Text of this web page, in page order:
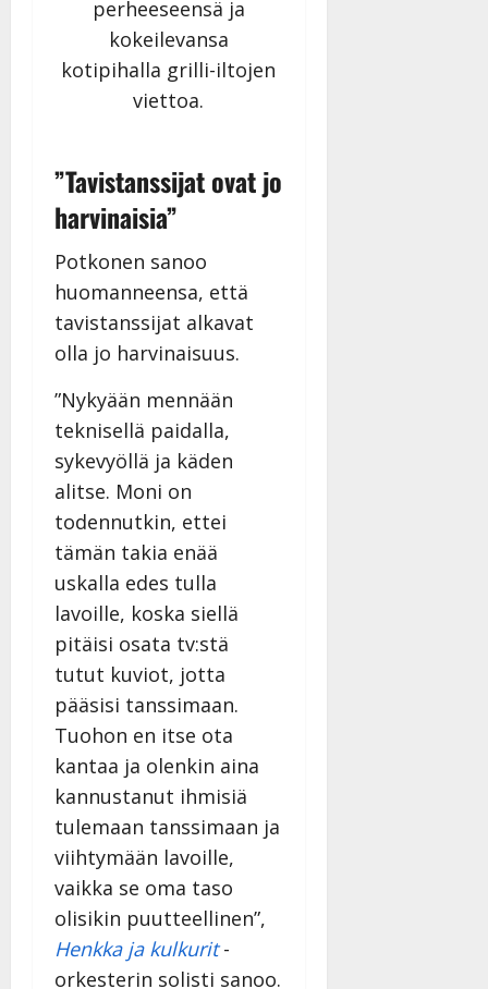
perheeseensä ja
kokeilevansa
kotipihalla grilli-iltojen
viettoa.
”Tavistanssijat ovat jo
harvinaisia”
Potkonen sanoo
huomanneensa, että
tavistanssijat alkavat
olla jo harvinaisuus.
”Nykyään mennään
teknisellä paidalla,
sykevyöllä ja käden
alitse. Moni on
todennutkin, ettei
tämän takia enää
uskalla edes tulla
lavoille, koska siellä
pitäisi osata tv:stä
tutut kuviot, jotta
pääsisi tanssimaan.
Tuohon en itse ota
kantaa ja olenkin aina
kannustanut ihmisiä
tulemaan tanssimaan ja
viihtymään lavoille,
vaikka se oma taso
olisikin puutteellinen”,
Henkka ja kulkurit-
orkesterin solisti sanoo.